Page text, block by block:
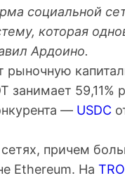
социальной
которая
Ардоино.
рыночную
занимает 59,11%
— USDC
причем
Ethereum. На